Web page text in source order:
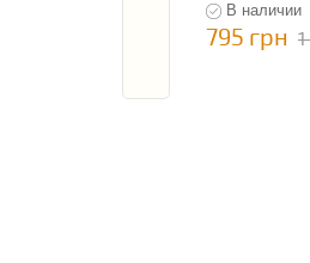
В наличии
795 грн